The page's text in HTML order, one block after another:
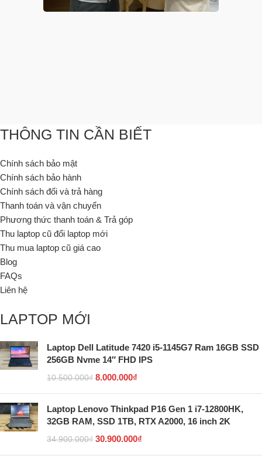
THÔNG TIN CẦN BIẾT
Chính sách bảo mật
Chính sách bảo hành
Chính sách đổi và trả hàng
Thanh toán và vận chuyển
Phương thức thanh toán & Trả góp
Thu laptop cũ đổi laptop mới
Thu mua laptop cũ giá cao
Blog
FAQs
Liên hệ
LAPTOP MỚI
Laptop Dell Latitude 7420 i5-1145G7 Ram 16GB SSD
256GB Nvme 14″ FHD IPS
10.500.000₫ 8.000.000₫
Laptop Lenovo Thinkpad P16 Gen 1 i7-12800HK,
32GB RAM, SSD 1TB, RTX A2000, 16 inch 2K
34.900.000₫ 30.900.000₫